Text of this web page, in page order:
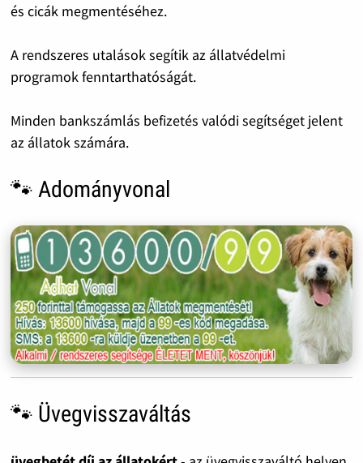
és cicák megmentéséhez.
A rendszeres utalások segítik az állatvédelmi
programok fenntarthatóságát.
Minden bankszámlás befizetés valódi segítséget jelent
az állatok számára.
🐾 Adományvonal
🐾 Üvegvisszaváltás